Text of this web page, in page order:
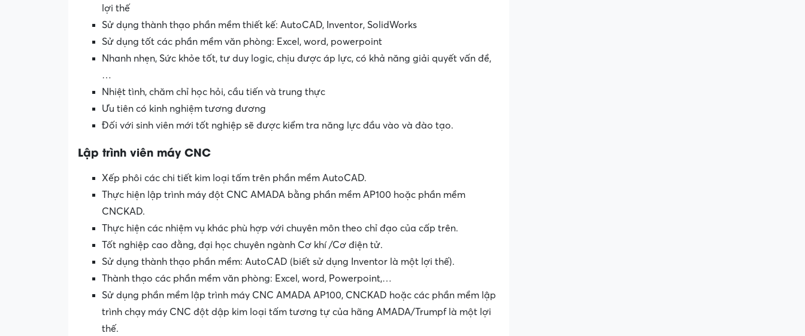
lợi thế
Sử dụng thành thạo phần mềm thiết kế: AutoCAD, Inventor, SolidWorks
Sử dụng tốt các phần mềm văn phòng: Excel, word, powerpoint
Nhanh nhẹn, Sức khỏe tốt, tư duy logic, chịu được áp lực, có khả năng giải quyết vấn đề,
…
Nhiệt tình, chăm chỉ học hỏi, cầu tiến và trung thực
Ưu tiên có kinh nghiệm tương đương
Đối với sinh viên mới tốt nghiệp sẽ được kiểm tra năng lực đầu vào và đào tạo.
Lập trình viên máy CNC
Xếp phôi các chi tiết kim loại tấm trên phần mềm AutoCAD.
Thực hiện lập trình máy đột CNC AMADA bằng phần mềm AP100 hoặc phần mềm
CNCKAD.
Thực hiện các nhiệm vụ khác phù hợp với chuyên môn theo chỉ đạo của cấp trên.
Tốt nghiệp cao đằng, đại học chuyên ngành Cơ khí /Cơ điện tử.
Sử dụng thành thạo phần mềm: AutoCAD (biết sử dụng Inventor là một lợi thế).
Thành thạo các phần mềm văn phòng: Excel, word, Powerpoint,…
Sử dụng phần mềm lập trình máy CNC AMADA AP100, CNCKAD hoặc các phần mềm lập
trình chạy máy CNC đột dập kim loại tấm tương tự của hãng AMADA/Trumpf là một lợi
thế.